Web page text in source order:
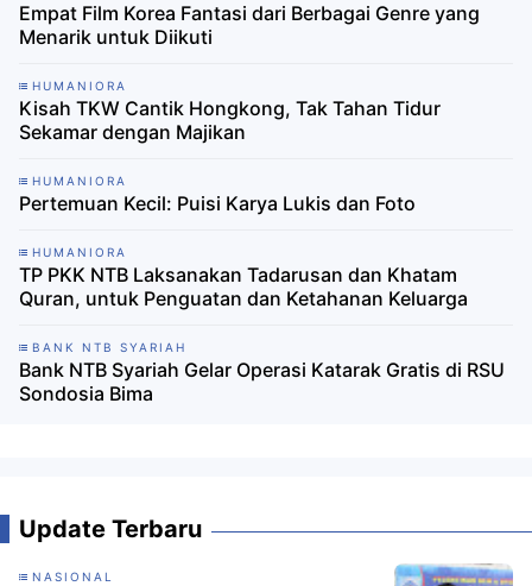
Empat Film Korea Fantasi dari Berbagai Genre yang
Menarik untuk Diikuti
HUMANIORA
Kisah TKW Cantik Hongkong, Tak Tahan Tidur
Sekamar dengan Majikan
HUMANIORA
Pertemuan Kecil: Puisi Karya Lukis dan Foto
HUMANIORA
TP PKK NTB Laksanakan Tadarusan dan Khatam
Quran, untuk Penguatan dan Ketahanan Keluarga
BANK NTB SYARIAH
Bank NTB Syariah Gelar Operasi Katarak Gratis di RSU
Sondosia Bima
Update Terbaru
NASIONAL